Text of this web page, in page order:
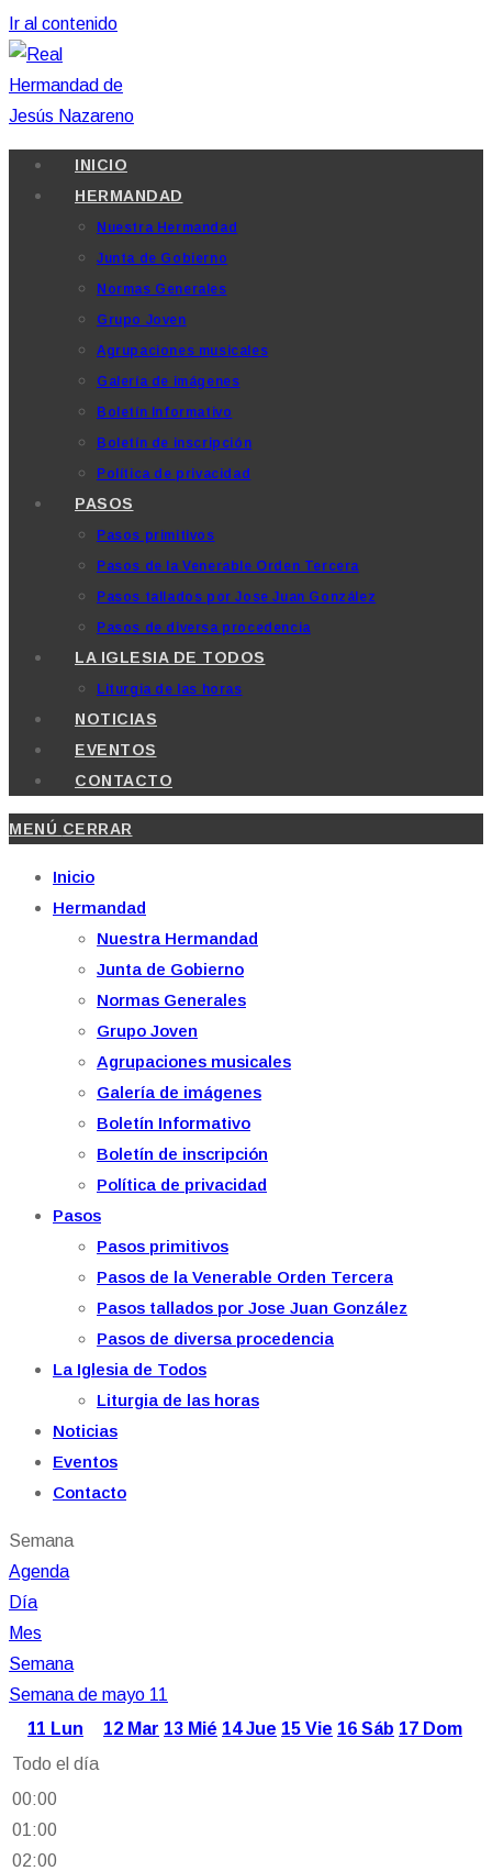
Ir al contenido
INICIO
HERMANDAD
Nuestra Hermandad
Junta de Gobierno
Normas Generales
Grupo Joven
Agrupaciones musicales
Galería de imágenes
Boletín Informativo
Boletín de inscripción
Política de privacidad
PASOS
Pasos primitivos
Pasos de la Venerable Orden Tercera
Pasos tallados por Jose Juan González
Pasos de diversa procedencia
LA IGLESIA DE TODOS
Liturgia de las horas
NOTICIAS
EVENTOS
CONTACTO
MENÚ CERRAR
Inicio
Hermandad
Nuestra Hermandad
Junta de Gobierno
Normas Generales
Grupo Joven
Agrupaciones musicales
Galería de imágenes
Boletín Informativo
Boletín de inscripción
Política de privacidad
Pasos
Pasos primitivos
Pasos de la Venerable Orden Tercera
Pasos tallados por Jose Juan González
Pasos de diversa procedencia
La Iglesia de Todos
Liturgia de las horas
Noticias
Eventos
Contacto
Semana
Agenda
Día
Mes
Semana
Semana de mayo 11
11 Lun 12 Mar 13 Mié 14 Jue 15 Vie 16 Sáb 17 Dom
Todo el día
00:00
01:00
02:00